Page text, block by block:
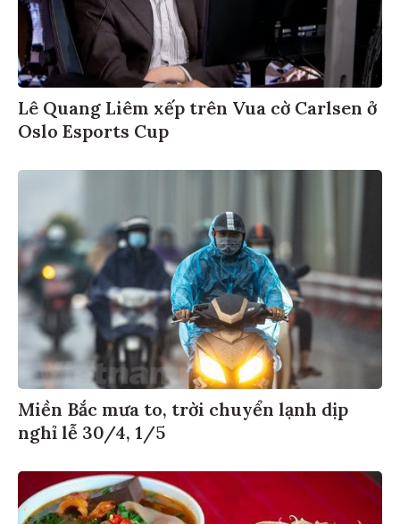
Lê Quang Liêm xếp trên Vua cờ Carlsen ở
Oslo Esports Cup
Miền Bắc mưa to, trời chuyển lạnh dịp
nghỉ lễ 30/4, 1/5